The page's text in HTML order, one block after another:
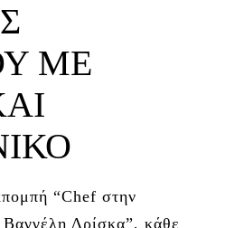
ΜΕ
“Chef στην
Δρίσκα”, κάθε